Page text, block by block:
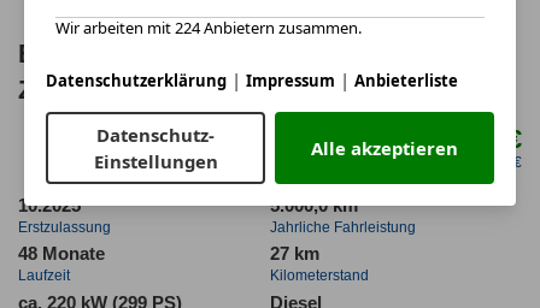
BMW 740d xDrive M Sportpaket*21
Zoll*Multisitze*Sky
ab mtl.868,00 €
netto mtl. 729,41 €
10.2025
Erstzulassung
5.000,0 km
Jahrliche Fahrleistung
48 Monate
Laufzeit
27 km
Kilometerstand
ca. 220 kW (299 PS) Diesel
Wir arbeiten mit 224 Anbietern zusammen.
Datenschutzerklärung | Impressum | Anbieterliste
Datenschutz-
Einstellungen
Alle akzeptieren